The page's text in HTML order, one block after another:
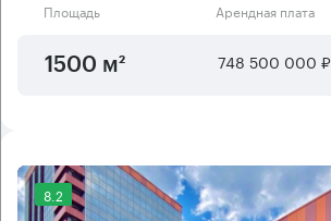
Площадь Арендная плата
1500 м² 748 500 000 ₽
8.2